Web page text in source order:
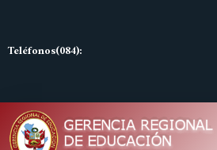
Teléfonos(084):